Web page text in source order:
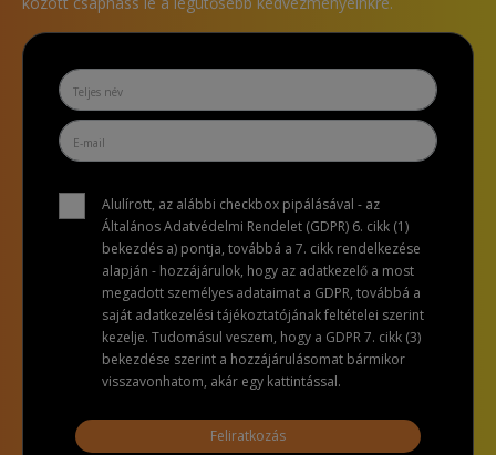
Alulírott, az alábbi checkbox pipálásával - az
Általános Adatvédelmi Rendelet (GDPR) 6. cikk (1)
bekezdés a) pontja, továbbá a 7. cikk rendelkezése
alapján - hozzájárulok, hogy az adatkezelő a most
megadott személyes adataimat a GDPR, továbbá a
saját adatkezelési tájékoztatójának feltételei szerint
kezelje. Tudomásul veszem, hogy a GDPR 7. cikk (3)
bekezdése szerint a hozzájárulásomat bármikor
visszavonhatom, akár egy kattintással.
Feliratkozás